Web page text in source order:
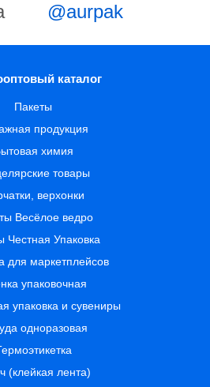
@aurpak
каталог
Пакеты
продукция
химия
товары
верхонки
Весёлое ведро
Честная Упаковка
для маркетплейсов
упаковочная
упаковка и сувениры
одноразовая
(клейкая лента)